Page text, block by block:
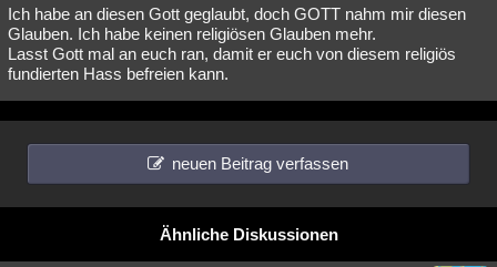
Ich habe an diesen Gott geglaubt, doch GOTT nahm mir diesen
Glauben. Ich habe keinen religiösen Glauben mehr.
Lasst Gott mal an euch ran, damit er euch von diesem religiös
fundierten Hass befreien kann.
neuen Beitrag verfassen
Ähnliche Diskussionen